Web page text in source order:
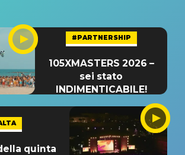
#PARTNERSHIP
105XMASTERS 2026 –
sei stato
INDIMENTICABILE!
quinta